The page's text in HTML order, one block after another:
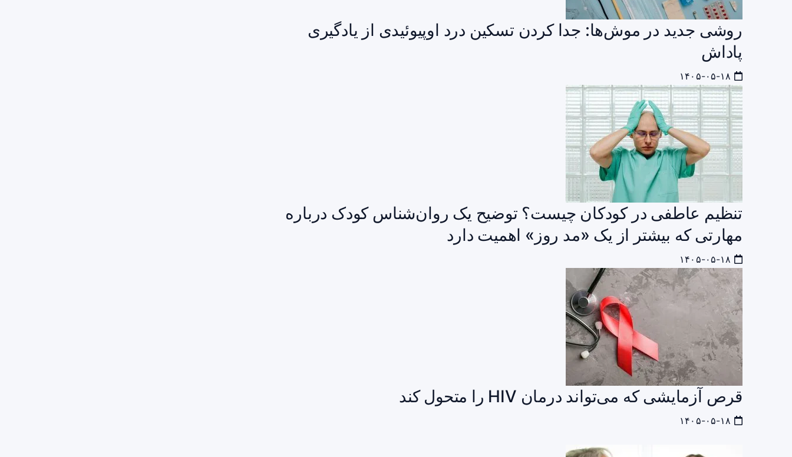
روشی جدید در موش‌ها: جدا کردن تسکین درد اوپیوئیدی از یادگیری
پاداش
تنظیم عاطفی در کودکان چیست؟ توضیح یک روان‌شناس کودک درباره
مهارتی که بیشتر از یک «مد روز» اهمیت دارد
قرص آزمایشی که می‌تواند درمان HIV را متحول کند